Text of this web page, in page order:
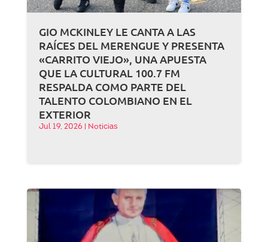
GIO MCKINLEY LE CANTA A LAS
RAÍCES DEL MERENGUE Y PRESENTA
«CARRITO VIEJO», UNA APUESTA
QUE LA CULTURAL 100.7 FM
RESPALDA COMO PARTE DEL
TALENTO COLOMBIANO EN EL
EXTERIOR
Jul 19, 2026 Noticias